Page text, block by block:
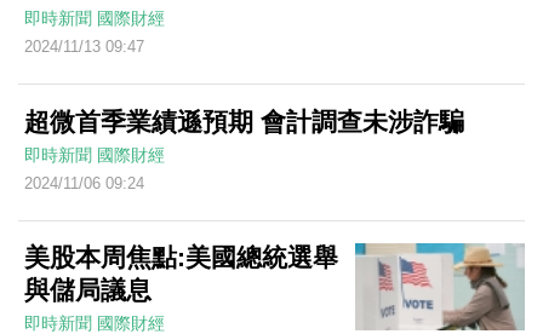
即時新聞 國際財經
2024/11/13 09:47
超微首季業績遜預期 會計調查未涉詐騙
即時新聞 國際財經
2024/11/06 09:24
美股本周焦點:美國總統選舉
與儲局議息
即時新聞 國際財經